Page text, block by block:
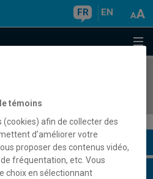
FR EN
témoins
(cookies) afin de collecter des
d’améliorer votre
proposer des contenus vidéo,
fréquentation, etc. Vous
choix en sélectionnant